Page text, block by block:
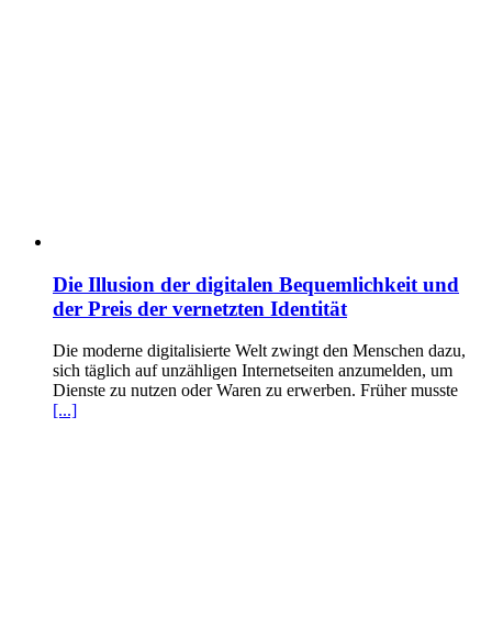
Die Illusion der digitalen Bequemlichkeit und
der Preis der vernetzten Identität
Die moderne digitalisierte Welt zwingt den Menschen dazu,
sich täglich auf unzähligen Internetseiten anzumelden, um
Dienste zu nutzen oder Waren zu erwerben. Früher musste
[...]